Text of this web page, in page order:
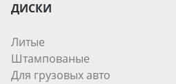
ДИСКИ
Литые
Штампованые
Для грузовых авто